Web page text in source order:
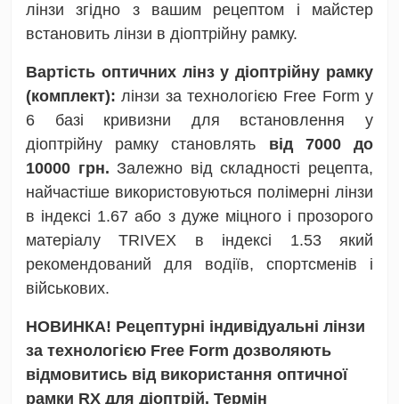
лінзи згідно з вашим рецептом і майстер
встановить лінзи в діоптрійну рамку.
Вартість оптичних лінз у діоптрійну рамку
(комплект): лінзи за технологією Free Form у
6 базі кривизни для встановлення у
діоптрійну рамку становлять від 7000 до
10000 грн. Залежно від складності рецепта,
найчастіше використовуються полімерні лінзи
в індексі 1.67 або з дуже міцного і прозорого
матеріалу TRIVEX в індексі 1.53 який
рекомендований для водіїв, спортсменів і
військових.
НОВИНКА! Рецептурні індивідуальні лінзи
за технологією Free Form дозволяють
відмовитись від використання оптичної
рамки RX для діоптрій. Термін